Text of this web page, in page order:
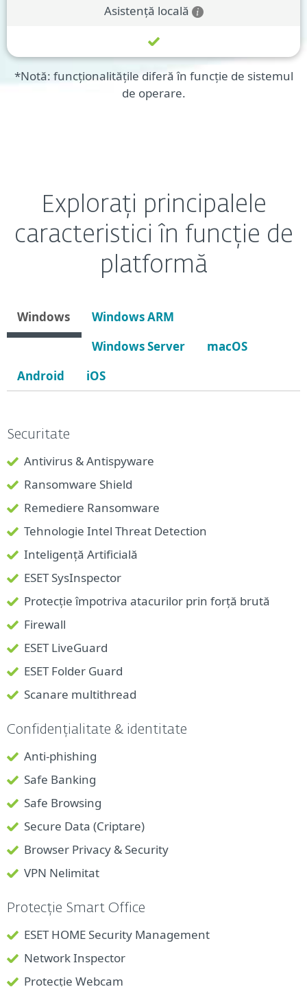
Asistență locală
*Notă: funcționalitățile diferă în funcție de sistemul
de operare.
Explorați principalele
caracteristici în funcție de
platformă
Windows
Windows ARM
Windows Server
macOS
Android
iOS
Securitate
Antivirus & Antispyware
Ransomware Shield
Remediere Ransomware
Tehnologie Intel Threat Detection
Inteligență Artificială
ESET SysInspector
Protecție împotriva atacurilor prin forță brută
Firewall
ESET LiveGuard
ESET Folder Guard
Scanare multithread
Confidențialitate & identitate
Anti-phishing
Safe Banking
Safe Browsing
Secure Data (Criptare)
Browser Privacy & Security
VPN Nelimitat
Protecție Smart Office
ESET HOME Security Management
Network Inspector
Protecție Webcam